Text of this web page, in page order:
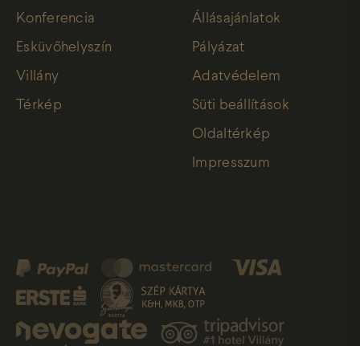
Konferencia
Esküvőhelyszín
Villány
Térkép
Állásajánlatok
Pályázat
Adatvédelem
Süti beállítások
Oldaltérkép
Impresszum